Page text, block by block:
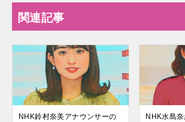
関連記事
NHK鈴村奈美アナウンサーの
NHK水島